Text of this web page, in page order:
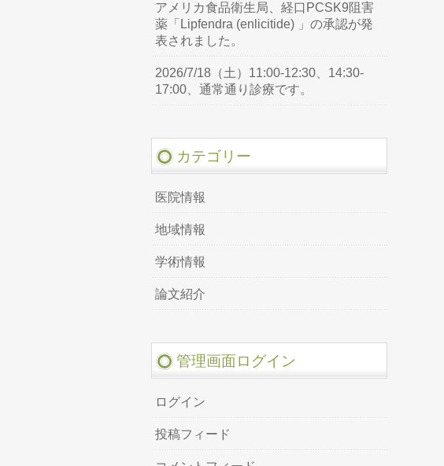
アメリカ食品衛生局、経口PCSK9阻害
薬「Lipfendra (enlicitide) 」の承認が発
表されました。
2026/7/18（土）11:00-12:30、14:30-
17:00、通常通り診療です。
カテゴリー
医院情報
地域情報
学術情報
論文紹介
管理画面ログイン
ログイン
投稿フィード